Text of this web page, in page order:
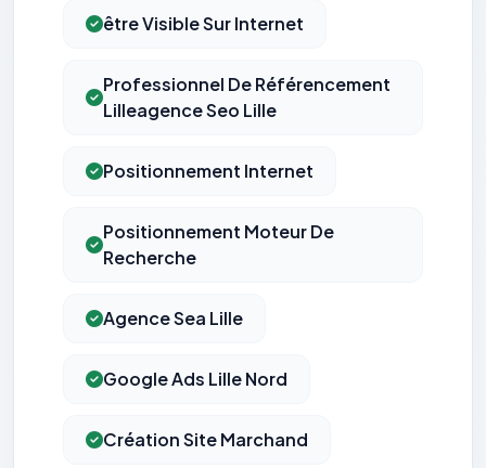
être Visible Sur Internet
Professionnel De Référencement
Lilleagence Seo Lille
Positionnement Internet
Positionnement Moteur De
Recherche
Agence Sea Lille
Google Ads Lille Nord
Création Site Marchand